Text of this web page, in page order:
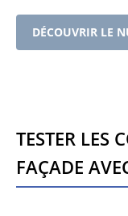
DÉCOUVRIR LE
Tester les
façade